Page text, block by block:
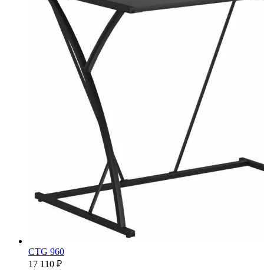
CTG 960
17 110 ₽